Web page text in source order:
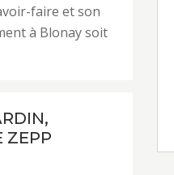
faire et son
à Blonay soit
ZEPP